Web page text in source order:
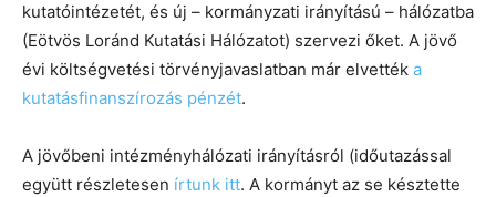
kutatóintézetét, és új – kormányzati irányítású – hálózatba
(Eötvös Loránd Kutatási Hálózatot) szervezi őket. A jövő
évi költségvetési törvényjavaslatban már elvették a
kutatásfinanszírozás pénzét.
A jövőbeni intézményhálózati irányításról (időutazással
együtt részletesen írtunk itt. A kormányt az se késztette